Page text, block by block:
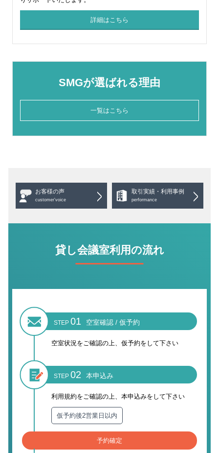
詳細はこちら
SMGが選ばれる理由
一覧はこちら
お客様の声
customer'voice
取引実績・利用事例
performance
貸し会議室利用の流れ
STEP 01 空室確認 / 仮予約
空室状況をご確認の上、仮予約をして下さい
STEP 02 本申込み
利用規約をご確認の上、本申込みをして下さい
仮予約後2営業日以内
予約確定